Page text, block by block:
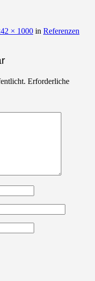
× 1000 in Referenzen
Erforderliche